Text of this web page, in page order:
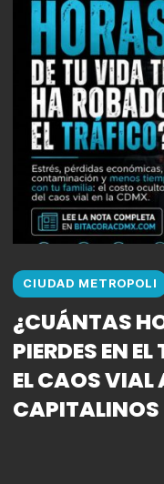
CIUDAD METROPOLI
¿CUÁNTAS
PIERDES EN
EL CAOS VIAL
CAPITALINOS